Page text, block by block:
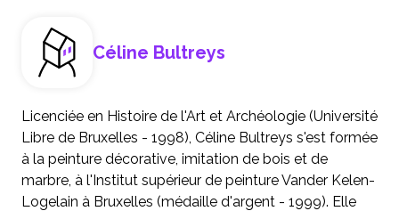
Céline Bultreys
Licenciée en Histoire de l'Art et Archéologie (Université
Libre de Bruxelles - 1998), Céline Bultreys s'est formée
à la peinture décorative, imitation de bois et de
marbre, à l'Institut supérieur de peinture Vander Kelen-
Logelain à Bruxelles (médaille d'argent - 1999). Elle